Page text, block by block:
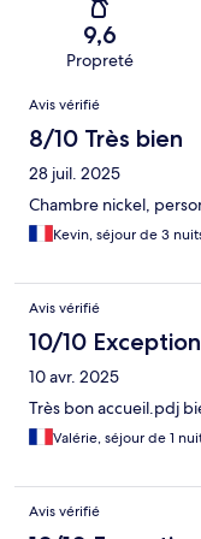
9,6
Propreté
Avis
Avis vérifié
8/10 Très bien
28 juil. 2025
Chambre nickel,
Kevin, séjour de 3
Avis vérifié
10/10
10 avr. 2025
Très bon accueil.pdj
Valérie, séjour de 1
Avis vérifié